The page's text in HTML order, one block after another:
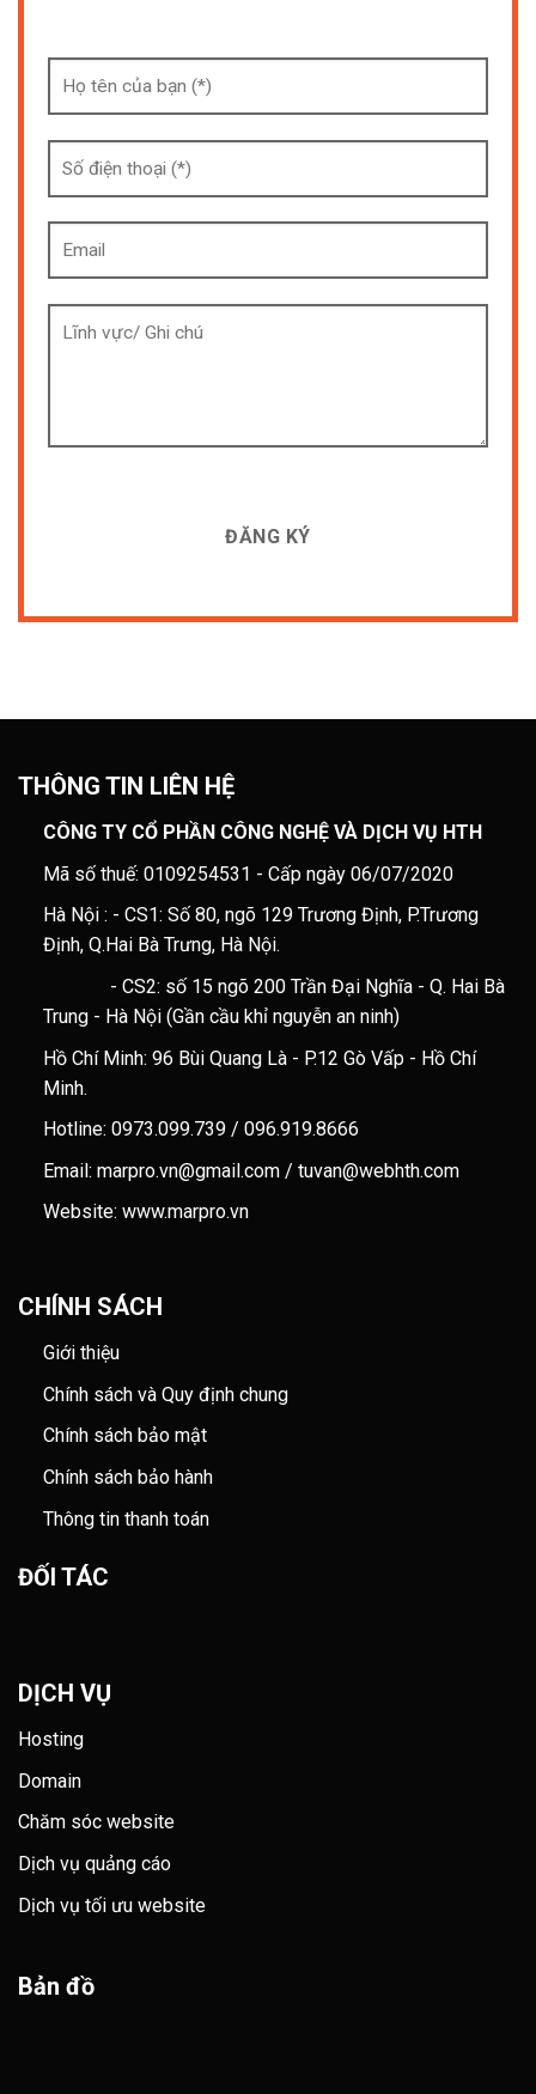
THÔNG TIN LIÊN HỆ
CÔNG TY CỔ PHẦN CÔNG NGHỆ VÀ DỊCH VỤ HTH
Mã số thuế: 0109254531 - Cấp ngày 06/07/2020
Hà Nội : - CS1: Số 80, ngõ 129 Trương Định, P.Trương
Định, Q.Hai Bà Trưng, Hà Nội.
- CS2: số 15 ngõ 200 Trần Đại Nghĩa - Q. Hai Bà
Trung - Hà Nội (Gần cầu khỉ nguyễn an ninh)
Hồ Chí Minh: 96 Bùi Quang Là - P.12 Gò Vấp - Hồ Chí
Minh.
Hotline: 0973.099.739 / 096.919.8666
Email: marpro.vn@gmail.com / tuvan@webhth.com
Website: www.marpro.vn
CHÍNH SÁCH
Giới thiệu
Chính sách và Quy định chung
Chính sách bảo mật
Chính sách bảo hành
Thông tin thanh toán
ĐỐI TÁC
DỊCH VỤ
Hosting
Domain
Chăm sóc website
Dịch vụ quảng cáo
Dịch vụ tối ưu website
Bản đồ